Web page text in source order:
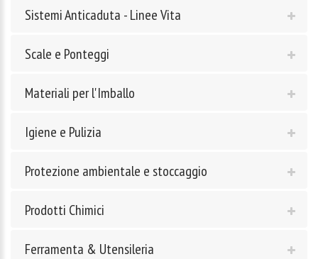
Sistemi Anticaduta - Linee Vita
Scale e Ponteggi
Materiali per l'Imballo
Igiene e Pulizia
Protezione ambientale e stoccaggio
Prodotti Chimici
Ferramenta & Utensileria